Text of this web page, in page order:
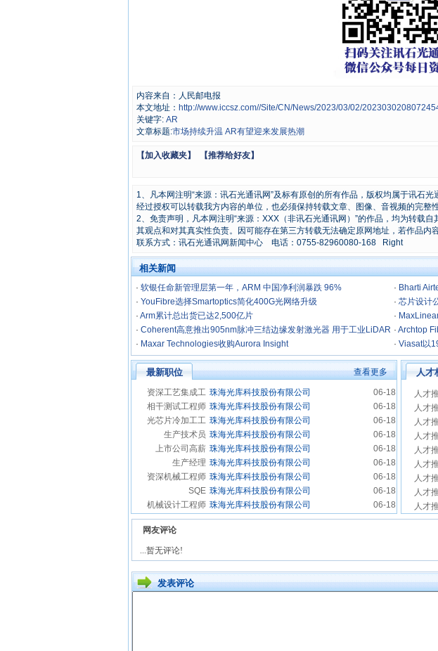
内容来自：人民邮电报
本文地址： http://www.iccsz.com//Site/CN/News/2023/03/02/
关键字: AR
文章标题:市场持续升温 AR有望迎来发展热潮
【加入收藏夹】 【推荐给好友】
1、凡本网注明“来源：讯石光通讯网”及标有原创的所有作品，版权均属于讯石
经过授权可以转载我方内容的单位，也必须保持转载文章、图像、音视频的完整
2、免责声明，凡本网注明“来源：XXX（非讯石光通讯网）”的作品，均为转载
其观点和对其真实性负责。因可能存在第三方转载无法确定原网地址，若作品内
联系方式：讯石光通讯网新闻中心 电话：0755-82960080-168 Right
相关新闻
· 软银任命新管理层第一年，ARM 中国净利润暴跌 96% · Bharti
络扩展
· YouFibre选择Smartoptics简化400G光网络升级 · 芯片设计
· Arm累计总出货已达2,500亿片 ·
· Coherent高意推出905nm脉冲三结边缘发射激光器 用于工业LiDAR · Archtop
· Maxar Technologies收购Aurora Insight · Viasat以